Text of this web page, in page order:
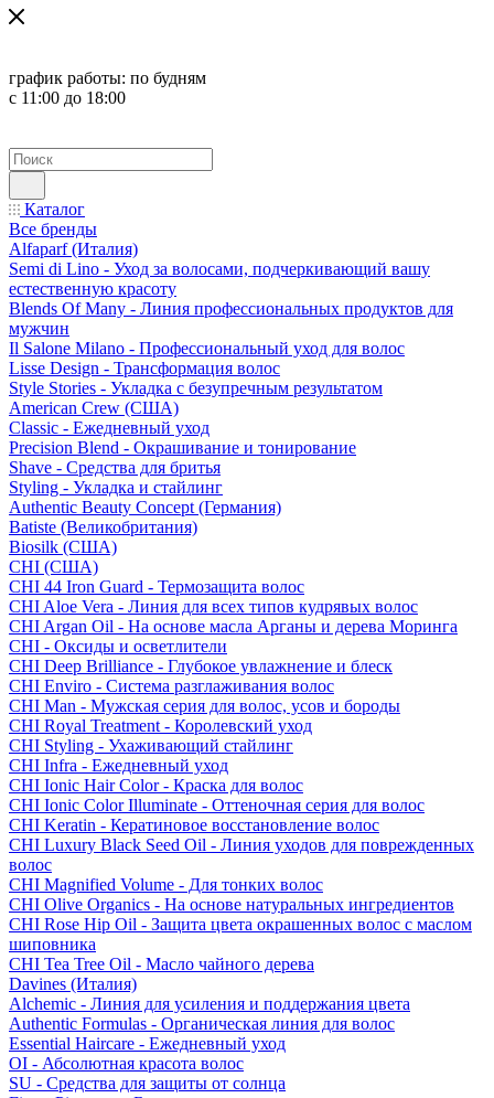
график работы: по будням
с 11:00 до 18:00
Каталог
Все бренды
Alfaparf (Италия)
Semi di Lino - Уход за волосами, подчеркивающий вашу
естественную красоту
Blends Of Many - Линия профессиональных продуктов для
мужчин
Il Salone Milano - Профессиональный уход для волос
Lisse Design - Трансформация волос
Style Stories - Укладка с безупречным результатом
American Crew (США)
Classic - Ежедневный уход
Precision Blend - Окрашивание и тонирование
Shave - Средства для бритья
Styling - Укладка и стайлинг
Authentic Beauty Concept (Германия)
Batiste (Великобритания)
Biosilk (США)
CHI (США)
CHI 44 Iron Guard - Термозащита волос
CHI Aloe Vera - Линия для всех типов кудрявых волос
CHI Argan Oil - На основе масла Арганы и дерева Моринга
CHI - Оксиды и осветлители
CHI Deep Brilliance - Глубокое увлажнение и блеск
CHI Enviro - Система разглаживания волос
CHI Man - Мужская серия для волос, усов и бороды
CHI Royal Treatment - Королевский уход
CHI Styling - Ухаживающий стайлинг
CHI Infra - Ежедневный уход
CHI Ionic Hair Color - Краска для волос
CHI Ionic Color Illuminate - Оттеночная серия для волос
CHI Keratin - Кератиновое восстановление волос
CHI Luxury Black Seed Oil - Линия уходов для поврежденных
волос
CHI Magnified Volume - Для тонких волос
CHI Olive Organics - На основе натуральных ингредиентов
CHI Rose Hip Oil - Защита цвета окрашенных волос с маслом
шиповника
CHI Tea Tree Oil - Масло чайного дерева
Davines (Италия)
Alchemic - Линия для усиления и поддержания цвета
Authentic Formulas - Органическая линия для волос
Essential Haircare - Eжедневный уход
OI - Абсолютная красота волос
SU - Средства для защиты от солнца